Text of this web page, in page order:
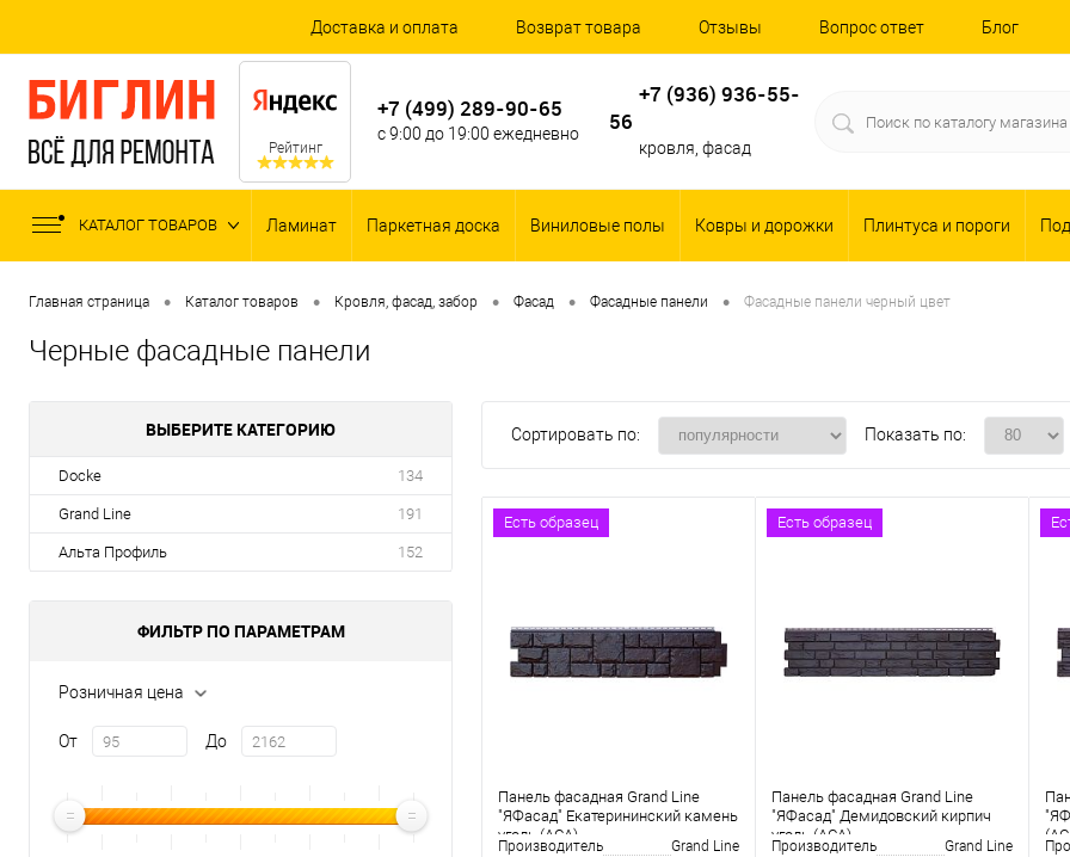
Доставка и оплата Возврат товара Отзывы Вопрос ответ Блог
Рейтинг
+7 (499) 289-90-65
с 9:00 до 19:00 ежедневно
+7 (936) 936-55-
56
кровля, фасад
КАТАЛОГ ТОВАРОВ Ламинат Паркетная доска Виниловые полы Ковры и дорожки Плинтуса и пороги
Главная страница • Каталог товаров • Кровля, фасад, забор • Фасад • Фасадные панели • Фасадные панели черный цвет
Черные фасадные панели
ВЫБЕРИТЕ КАТЕГОРИЮ
Docke 134
Grand Line 191
Альта Профиль 152
ФИЛЬТР ПО ПАРАМЕТРАМ
Розничная цена
От До
Сортировать по: Показать по:
Есть образец
Панель фасадная Grand Line
"ЯФасад" Екатерининский камень
уголь (ACA)
Производитель
Grand Line
Есть образец
Панель фасадная Grand Line
"ЯФасад" Демидовский кирпич
уголь (ACA)
Производитель
Grand Line